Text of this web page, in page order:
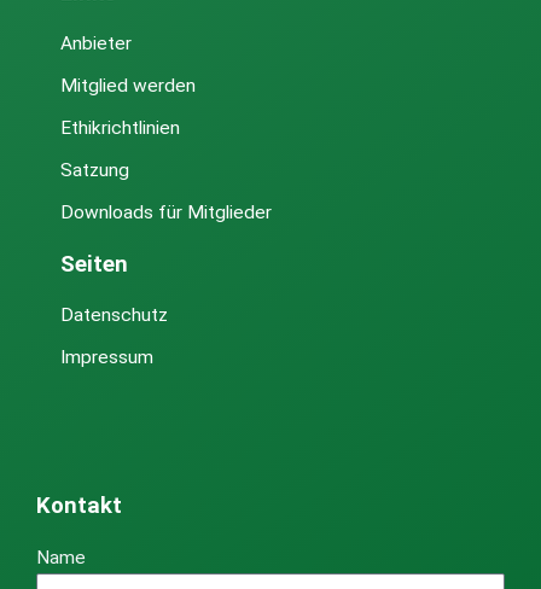
Anbieter
Mitglied werden
Ethikrichtlinien
Satzung
Downloads für Mitglieder
Seiten
Datenschutz
Impressum
Kontakt
Name